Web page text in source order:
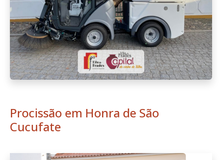
Procissão em Honra de São
Cucufate